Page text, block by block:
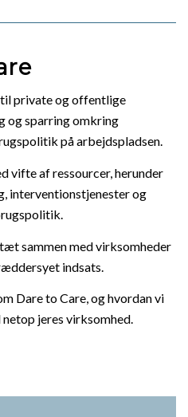
private og offentlige
og sparring omkring
på arbejdspladsen.
vifte af ressourcer, herunder
interventionstjenester og
sammen med virksomheder
indsats.
Dare to Care, og hvordan vi
jeres virksomhed.